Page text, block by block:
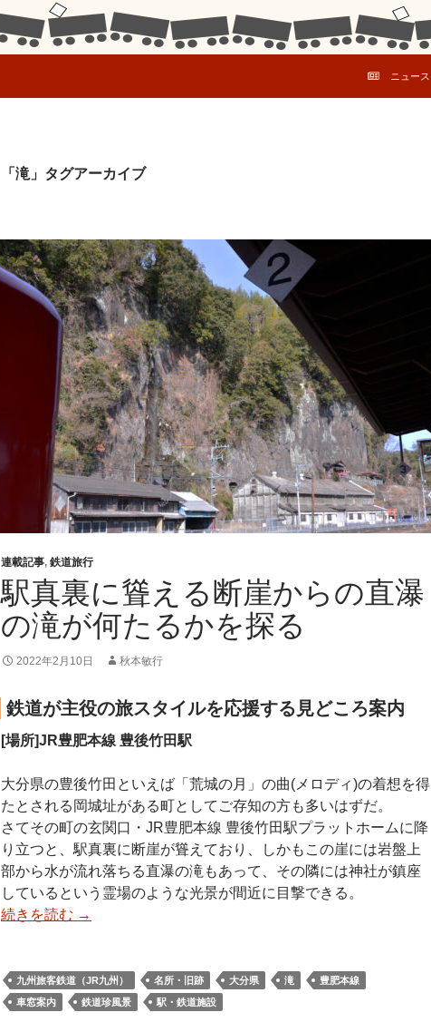
ニュース
「滝」タグアーカイブ
連載記事, 鉄道旅行
駅真裏に聳える断崖からの直瀑
の滝が何たるかを探る
2022年2月10日 秋本敏行
鉄道が主役の旅スタイルを応援する見どころ案内
[場所]JR豊肥本線 豊後竹田駅
大分県の豊後竹田といえば「荒城の月」の曲(メロディ)の着想を得
たとされる岡城址がある町としてご存知の方も多いはずだ。
さてその町の玄関口・JR豊肥本線 豊後竹田駅プラットホームに降
り立つと、駅真裏に断崖が聳えており、しかもこの崖には岩盤上
部から水が流れ落ちる直瀑の滝もあって、その隣には神社が鎮座
しているという霊場のような光景が間近に目撃できる。
続きを読む →
九州旅客鉄道（JR九州） 名所・旧跡 大分県 滝
豊肥本線
車窓案内
鉄道珍風景 駅・鉄道施設